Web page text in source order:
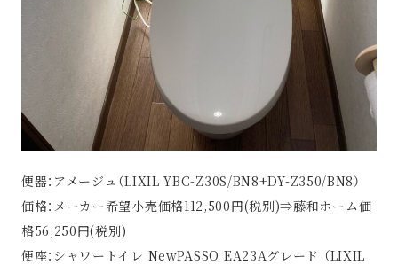
便器：アメージュ（LIXIL YBC-Z30S/BN8+DY-Z350/BN8）
価格：メーカー希望小売価格112,500円(税別)⇒藤和ホーム価
格56,250円(税別)
便座：シャワートイレ NewPASSO EA23Aグレード （LIXIL